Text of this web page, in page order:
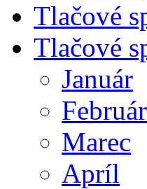
Tlačové
Tlačové
Január
Február
Marec
Apríl